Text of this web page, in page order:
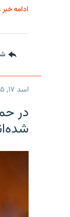
ادامه
اسد ۱۷, ۱۴۰۵
در